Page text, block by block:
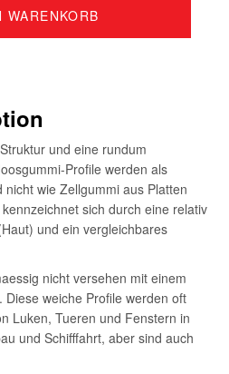
WARENKORB
und eine rundum
Profile werden als
wie Zellgummi aus Platten
sich durch eine relativ
und ein vergleichbares
nicht versehen mit einem
weiche Profile werden oft
Luken, Tueren und Fenstern in
und Schifffahrt, aber sind auch